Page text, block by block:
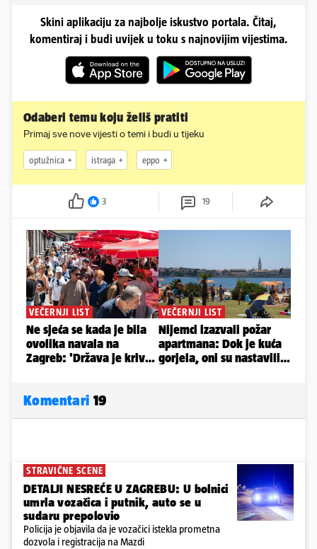
Skini aplikaciju za najbolje iskustvo portala. Čitaj,
komentiraj i budi uvijek u toku s najnovijim vijestima.
Odaberi temu koju želiš pratiti
Primaj sve nove vijesti o temi i budi u tijeku
optužnica istraga eppo
3 19
Komentari 19
STRAVIČNE SCENE
DETALJI NESREĆE U ZAGREBU: U bolnici
umrla vozačica i putnik, auto se u
sudaru prepolovio
Policija je objavila da je vozačici istekla prometna
dozvola i registracija na Mazdi